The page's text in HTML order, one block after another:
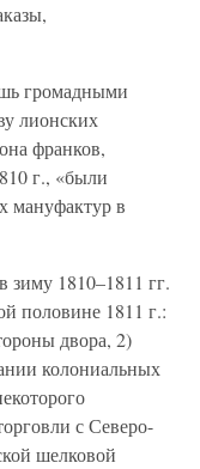
громадными
лионских
франков,
г., «были
мануфактур в
зиму 1810–1811 гг.
половине 1811 г.:
двора, 2)
колониальных
с Северо-
шелковой